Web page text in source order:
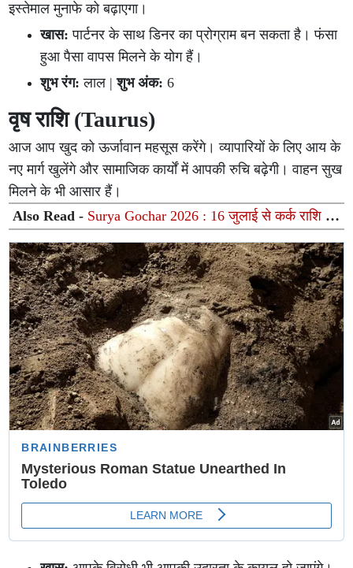
इस्तेमाल मुनाफे को बढ़ाएगा।
खास: पार्टनर के साथ डिनर का प्रोग्राम बन सकता है। फंसा
हुआ पैसा वापस मिलने के योग हैं।
शुभ रंग: लाल |शुभ अंक: 6
वृष राशि (Taurus)
आज आप खुद को ऊर्जावान महसूस करेंगे। व्यापारियों के लिए आय के
नए मार्ग खुलेंगे और सामाजिक कार्यों में आपकी रुचि बढ़ेगी। वाहन सुख
मिलने के भी आसार हैं।
Also Read - Surya Gochar 2026 : 16 जुलाई से कर्क राशि में
सूर्य का प्रवेश, इन 4 राशियों के लिए खुलेगा सफलता और धन लाभ
का मार्ग